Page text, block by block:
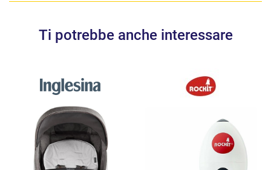
Ti potrebbe anche interessare